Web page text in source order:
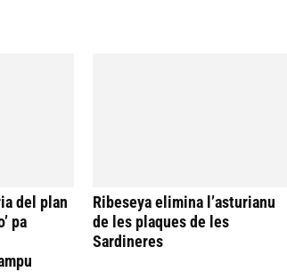
del plan
pa
Ribeseya elimina l’asturianu
de les plaques de les
Sardineres